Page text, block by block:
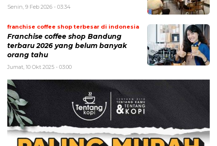
Senin, 9 Feb 2026 - 03:34
franchise coffee shop terbesar di indonesia
Franchise coffee shop Bandung
terbaru 2026 yang belum banyak
orang tahu
Jumat, 10 Okt 2025 - 03:00